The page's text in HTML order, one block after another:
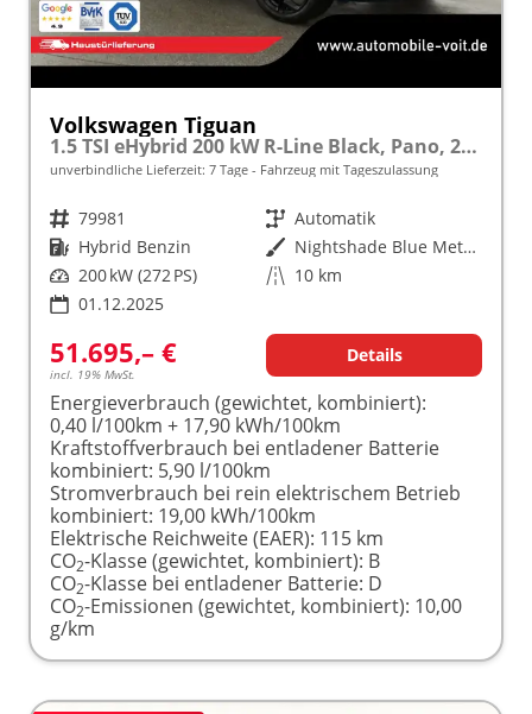
Volkswagen Tiguan
1.5 TSI eHybrid 200 kW R-Line Black, Pano, 20-Zoll, AHK, AreaView
unverbindliche Lieferzeit: 7 Tage Fahrzeug mit Tageszulassung
Fahrzeugnr. 79981 Getriebe Automatik
Kraftstoff Hybrid Benzin Außenfarbe
Nightshade Blue Metallic
Leistung 200 kW (272 PS) Kilometerstand 10 km
01.12.2025
51.695,– €
incl. 19% MwSt.
Details
Energieverbrauch (gewichtet, kombiniert):
0,40 l/100km + 17,90 kWh/100km
Kraftstoffverbrauch bei entladener Batterie
kombiniert: 5,90 l/100km
Stromverbrauch bei rein elektrischem Betrieb
kombiniert: 19,00 kWh/100km
Elektrische Reichweite (EAER): 115 km
CO2-Klasse (gewichtet, kombiniert): B
CO2-Klasse bei entladener Batterie: D
CO2-Emissionen (gewichtet, kombiniert): 10,00
g/km